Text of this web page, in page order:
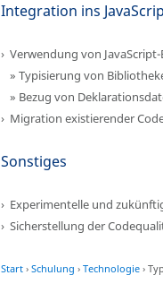
Integration ins
Verwendung von
Typisierung von
Bezug von
Migration existierender
Sonstiges
Experimentelle und
Sicherstellung der
Start › Schulung › Technologie ›